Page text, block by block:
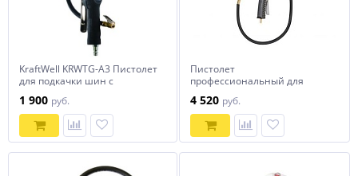
KraftWell KRWTG-A3 Пистолет
для подкачки шин с
манометром
1 900 руб.
Пистолет
профессиональный для
обрезиненный, для грузовых
автомобилей NORDBERG Ti8L
4 520 руб.